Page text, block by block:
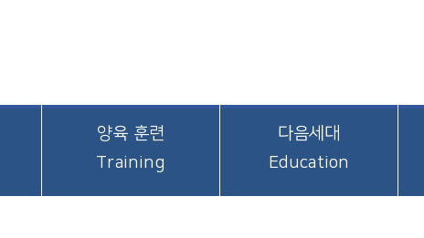
양육 훈련
Training
다음세대
Education